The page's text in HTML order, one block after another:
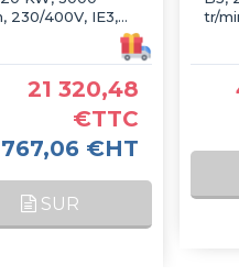
230/400V, IE3,
21 320,48
€TTC
767,06 €HT
SUR
tr/